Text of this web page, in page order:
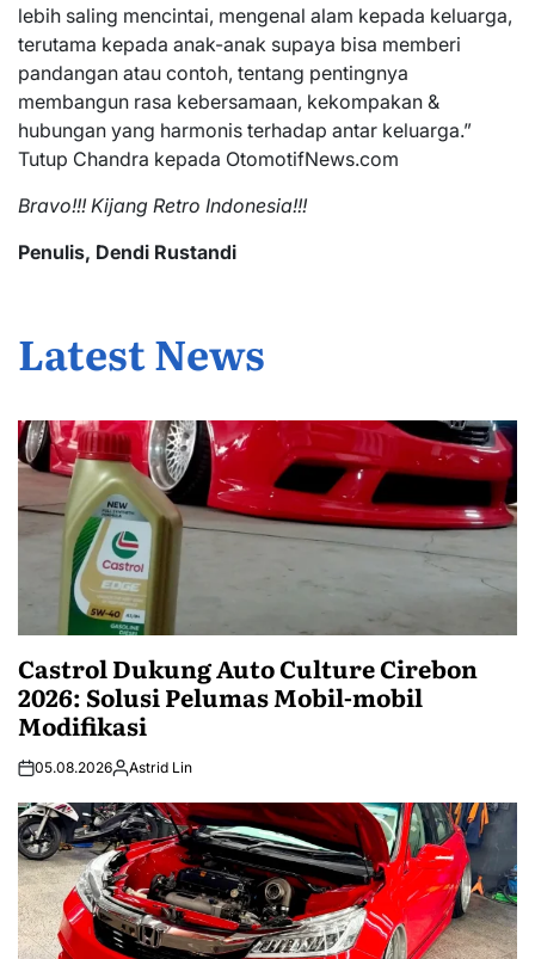
lebih saling mencintai, mengenal alam kepada keluarga,
terutama kepada anak-anak supaya bisa memberi
pandangan atau contoh, tentang pentingnya
membangun rasa kebersamaan, kekompakan &
hubungan yang harmonis terhadap antar keluarga.”
Tutup Chandra kepada OtomotifNews.com
Bravo!!! Kijang Retro Indonesia!!!
Penulis, Dendi Rustandi
Latest News
Castrol Dukung Auto Culture Cirebon
2026: Solusi Pelumas Mobil-mobil
Modifikasi
05.08.2026 Astrid Lin